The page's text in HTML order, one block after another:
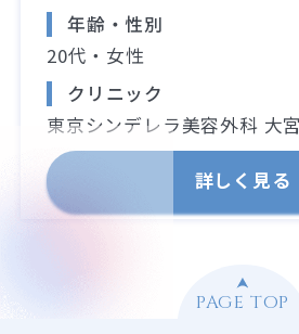
年齢・性別
20代・女性
クリニック
東京シンデレラ美容外科 大
詳しく見る
PAGE TOP